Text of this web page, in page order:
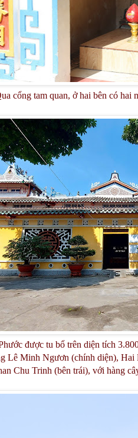
cổng tam quan, ở hai bên có hai
được tu bổ trên diện tích
Lê Minh Ngươn (chính diện),
Chu Trinh (bên trái), với hàng